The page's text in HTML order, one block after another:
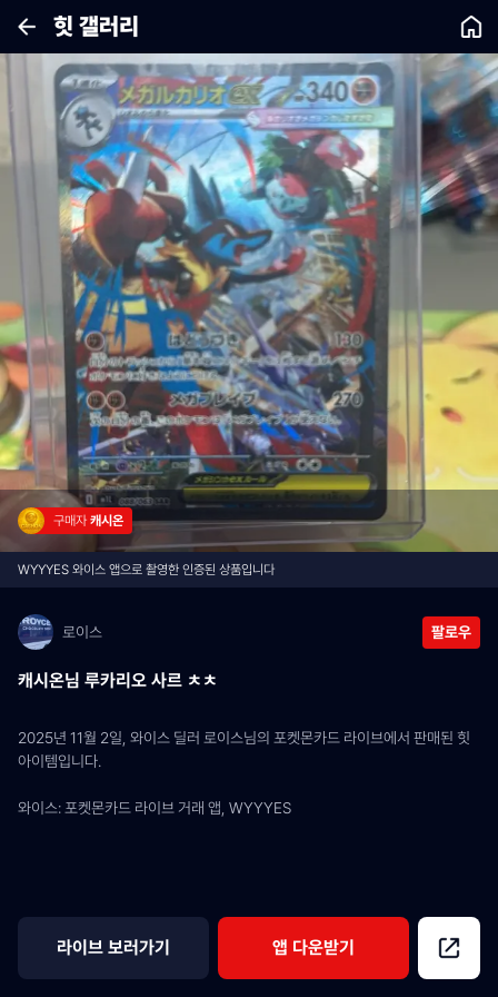
힛 갤러리
구매자 캐시온
WYYYES 와이스 앱으로 촬영한 인증된 상품입니다
로이스 팔로우
캐시온님 루카리오 사르 ㅊㅊ
2025년 11월 2일, 와이스 딜러 로이스님의 포켓몬카드 라이브에서 판매된 힛
아이템입니다.
와이스: 포켓몬카드 라이브 거래 앱, WYYYES
라이브 보러가기 앱 다운받기